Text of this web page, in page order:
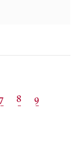
Page
8 Page
9